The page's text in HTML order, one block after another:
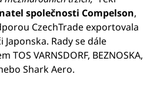
společnosti Compelson,
CzechTrade exportovala
Rady se dále
VARNSDORF, BEZNOSKA,
Shark Aero.